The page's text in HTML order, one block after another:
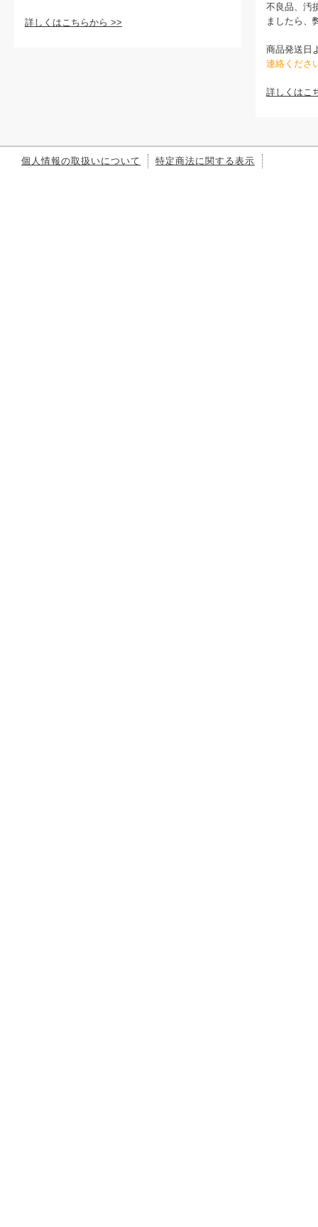
詳しくはこちらから >>
不良品、汚
ましたら、
商品発送日
連絡くださ
詳しくはこ
個人情報の取扱いについて 特定商法に関する表示